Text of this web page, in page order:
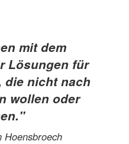
mit dem
Lösungen für
die nicht nach
wollen oder
Hoensbroech